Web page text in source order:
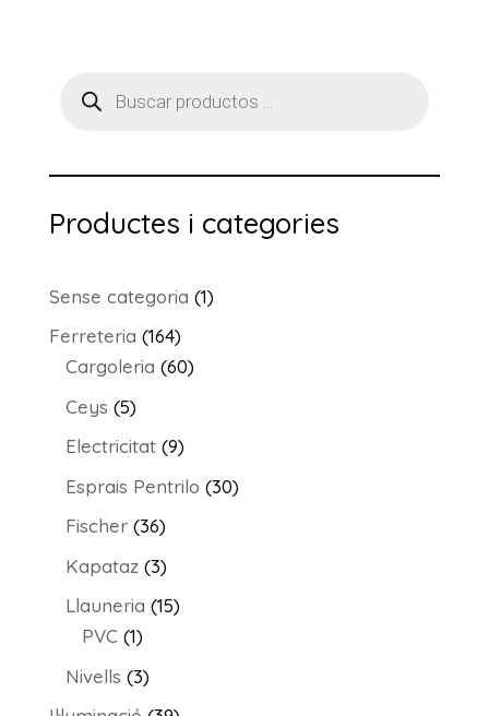
search
Productes i categories
Sense categoria 11
Ferreteria 164164
productes
Cargoleria 6060
Ceys 55
productes
Electricitat 99
productes
Esprais Pentrilo 3030
Fischer 3636
productes
Kapataz 33
productes
Llauneria 1515
PVC 11
producte
Nivells 33
productes